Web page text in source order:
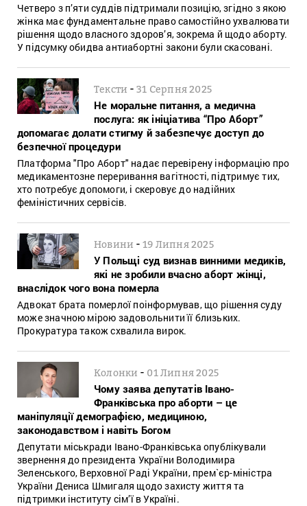
Четверо з п’яти суддів підтримали позицію, згідно з якою
жінка має фундаментальне право самостійно ухвалювати
рішення щодо власного здоров’я, зокрема й щодо аборту.
У підсумку обидва антиабортні закони були скасовані.
Тексти -31 Серпня 2025
Не моральне питання, а медична
послуга: як ініціатива “Про Аборт”
допомагає долати стигму й забезпечує доступ до
безпечної процедури
Платформа "Про Аборт" надає перевірену інформацію про
медикаментозне переривання вагітності, підтримує тих,
хто потребує допомоги, і скеровує до надійних
феміністичних сервісів.
Новини -19 Липня 2025
У Польщі суд визнав винними медиків,
які не зробили вчасно аборт жінці,
внаслідок чого вона померла
Адвокат брата померлої поінформував, що рішення суду
може значною мірою задовольнити її близьких.
Прокуратура також схвалила вирок.
Колонки - 01 Липня 2025
Чому заява депутатів Івано-
Франківська про аборти – це
маніпуляції демографією, медициною,
законодавством і навіть Богом
Депутати міськради Івано-Франківська опублікували
звернення до президента України Володимира
Зеленського, Верховної Раді України, прем`єр-міністра
України Дениса Шмигаля щодо захисту життя та
підтримки інституту сім’ї в Україні.